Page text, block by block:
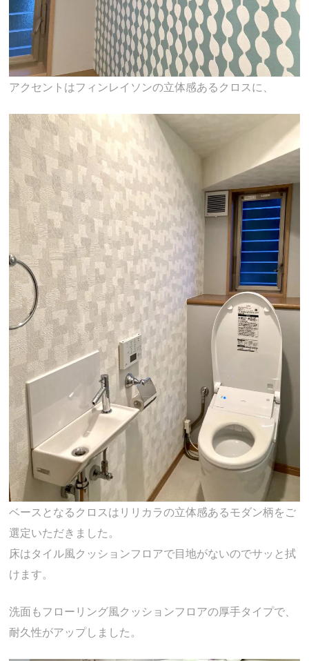
アクセントはフィンレイソンの立体感あるクロスに、
ベースとなるクロスはリリカラの立体感あるモダン柄をご
選定いただきました。
床はタイル風クッションフロアで目地がないのでサッと拭
けます。
洗面もフローリング風クッションフロアの厚手タイプで、
耐久性がアップしました。